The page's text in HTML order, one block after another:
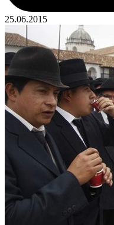
25.06.2015